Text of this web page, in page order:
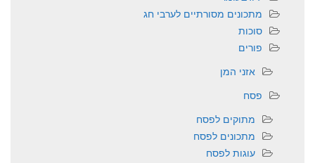
מתכונים מסורתיים לערבי חג
סוכות
פורים
אזני המן
פסח
מתוקים לפסח
מתכונים לפסח
עוגות לפסח